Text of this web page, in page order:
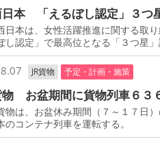
日本 「えるぼし認定」３つ
日本は、女性活躍推進に関する取
し認定」で最高位となる「３つ星」
JR貨物 予定・計画・施策
物 お盆期間に貨物列車６３
物は、お盆休み期間（７～１７日
のコンテナ列車を運転する。